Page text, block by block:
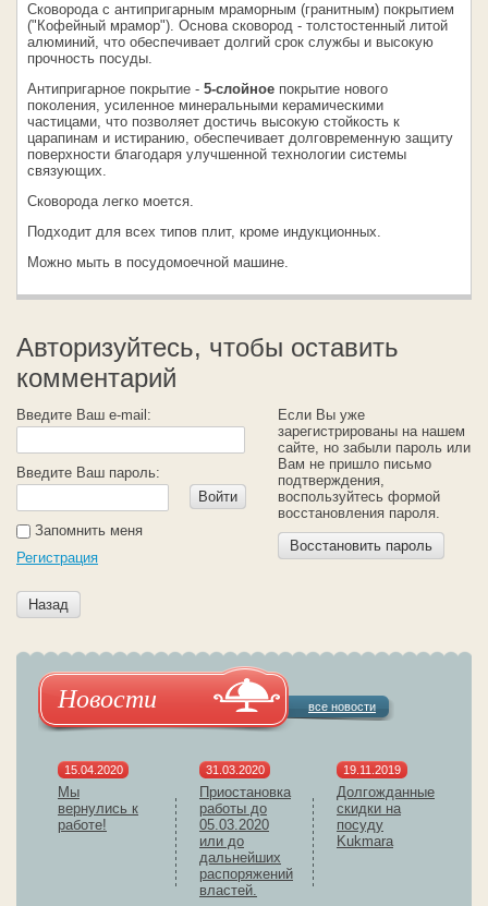
Сковорода с антипригарным мраморным (гранитным) покрытием
("Кофейный мрамор"). Основа сковород - толстостенный литой
алюминий, что обеспечивает долгий срок службы и высокую
прочность посуды.
Антипригарное покрытие - 5-слойное покрытие нового
поколения, усиленное минеральными керамическими
частицами, что позволяет достичь высокую стойкость к
царапинам и истиранию, обеспечивает долговременную защиту
поверхности благодаря улучшенной технологии системы
связующих.
Сковорода легко моется.
Подходит для всех типов плит, кроме индукционных.
Можно мыть в посудомоечной машине.
Авторизуйтесь, чтобы оставить
комментарий
Введите Ваш e-mail:
Введите Ваш пароль:
Войти
Запомнить меня
Регистрация
Если Вы уже
зарегистрированы на нашем
сайте, но забыли пароль или
Вам не пришло письмо
подтверждения,
воспользуйтесь формой
восстановления пароля.
Восстановить пароль
Назад
Новости все новости
15.04.2020
Мы
вернулись к
работе!
31.03.2020
Приостановка
работы до
05.03.2020
или до
дальнейших
распоряжений
властей.
19.11.2019
Долгожданные
скидки на
посуду
Kukmara